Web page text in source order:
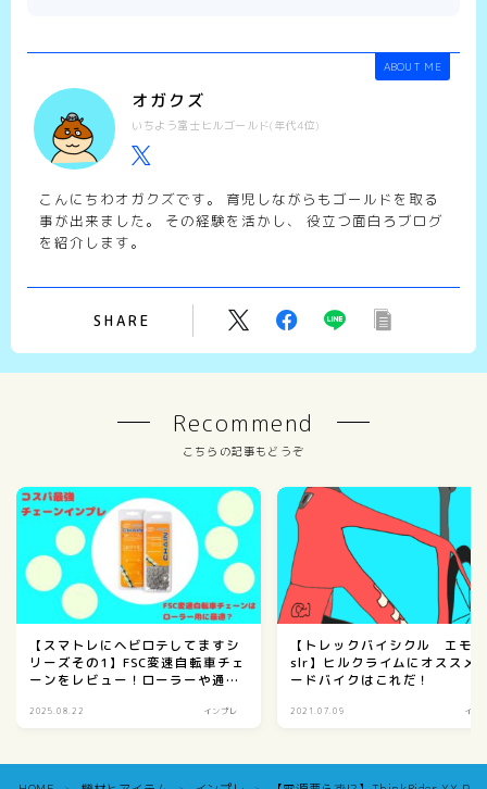
ABOUT ME
オガクズ
いちよう富士ヒルゴールド(年代4位)
こんにちわオガクズです。 育児しながらもゴールドを取る
事が出来ました。 その経験を活かし、 役立つ面白ろブログ
を紹介します。
SHARE
Recommend
こちらの記事もどうぞ
【スマトレにヘビロテしてますシ
リーズその1】FSC変速自転車チェ
ーンをレビュー！ローラーや通勤
2025.08.22 インプレ
【トレックバイシクル エモ
slr】ヒルクライムにオススメ
ードバイクはこれだ！
2021.07.09 イン